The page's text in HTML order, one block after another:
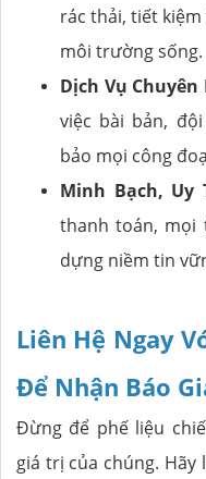
rác thải, tiết
môi trường sống.
Dịch Vụ
việc bài bản,
bảo mọi công
Minh Bạch, Uy
thanh toán, mọi
dựng niềm tin
Liên Hệ Ngay
Để Nhận Báo
Đừng để phế liệu
giá trị của chúng. Hãy